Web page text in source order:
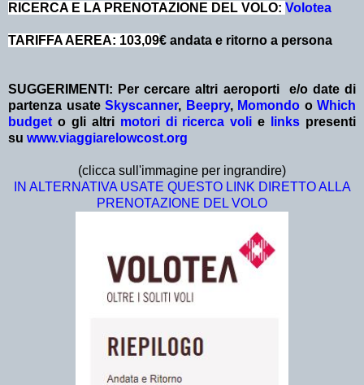
RICERCA E LA PRENOTAZIONE DEL VOLO: Volotea
TARIFFA AEREA: 103,09€ andata e ritorno a persona
SUGGERIMENTI: Per cercare altri aeroporti e/o date di
partenza usate Skyscanner, Beepry, Momondo o Which
budget o gli altri motori di ricerca voli e links presenti
su www.viaggiarelowcost.org
(clicca sull'immagine per ingrandire)
IN ALTERNATIVA USATE QUESTO LINK DIRETTO ALLA
PRENOTAZIONE DEL VOLO